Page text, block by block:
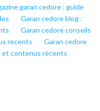
garan cedore : guide
Garan cedore blog :
Garan cedore conseils
recents
Garan cedore
et contenus récents